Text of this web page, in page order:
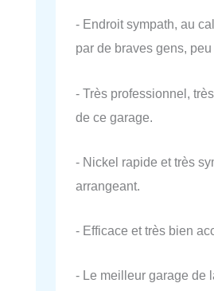
- Endroit sympath, au
par de braves gens, peu
- Très professionnel,
de ce garage.
- Nickel rapide et très
arrangeant.
- Efficace et très bien
- Le meilleur garage de